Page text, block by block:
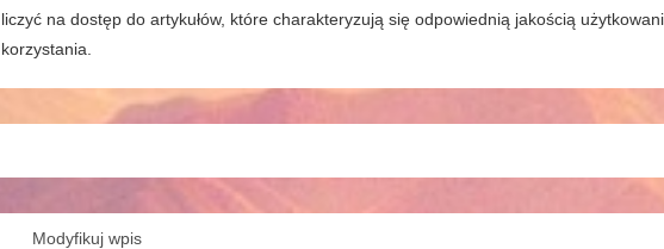
liczyć na dostęp do artykułów, które charakteryzują się odpowiednią jakością
korzystania.
Modyfikuj wpis